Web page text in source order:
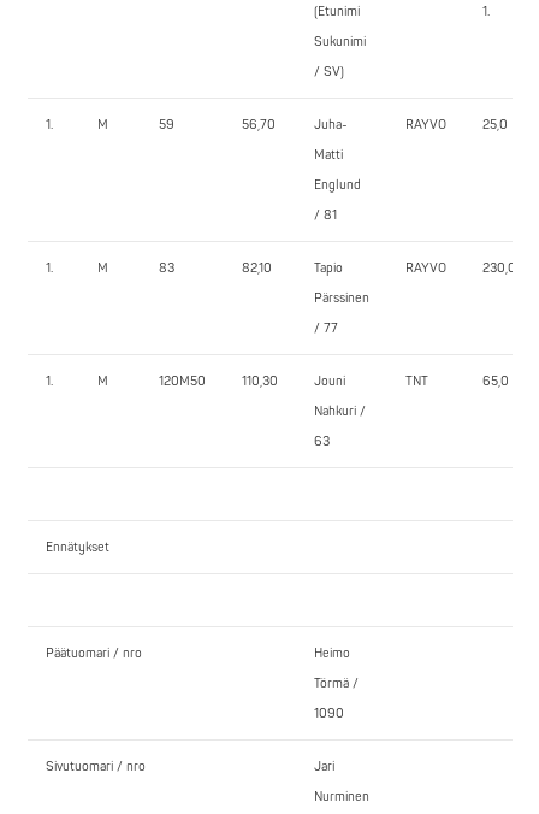
(Etunimi
Sukunimi
/ SV)
1.
1. M 59 56,70
Juha-
Matti
Englund
/ 81
RAYVO 25,0
1. M 83 82,10
Tapio
Pärssinen
/ 77
RAYVO 230,0
1. M 120M50 110,30
Jouni
Nahkuri /
63
TNT 65,0
Ennätykset
Päätuomari / nro
Heimo
Törmä /
1090
Sivutuomari / nro
Jari
Nurminen